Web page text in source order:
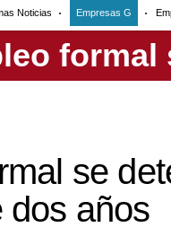
Noticias Empresas G
se
dos años